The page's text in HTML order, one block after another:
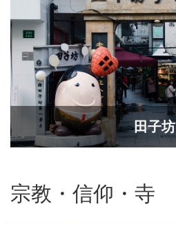
田子坊
宗教・信仰・寺